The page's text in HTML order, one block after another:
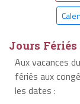
Jours Fériés
Aux vacances
fériés aux
les dates :